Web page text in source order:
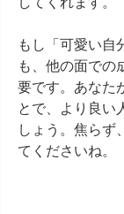
もし「可愛い自
も、他の面での
要です。あなた
とで、より良い
しょう。焦らず
てくださいね。